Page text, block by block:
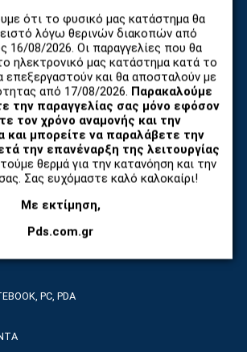
ότι το φυσικό μας κατάστημα θα
λόγω θερινών διακοπών από
16/08/2026. Οι παραγγελίες που θα
ηλεκτρονικό μας κατάστημα κατά το
επεξεργαστούν και θα αποσταλούν με
από 17/08/2026. Παρακαλούμε
την παραγγελίας σας μόνο εφόσον
τον χρόνο αναμονής και την
και μπορείτε να παραλάβετε την
την επανέναρξη της λειτουργίας
θερμά για την κατανόηση και την
Σας ευχόμαστε καλό καλοκαίρι!
Με εκτίμηση,
Pds.com.gr
ΑΞΕΣΟΥΑΡ ΚΙΝΗΤΩΝ ΤΗΛΕΦΩΝΩΝ
ΑΣΥΡΜΑΤΑ, FCT
PC, PDA